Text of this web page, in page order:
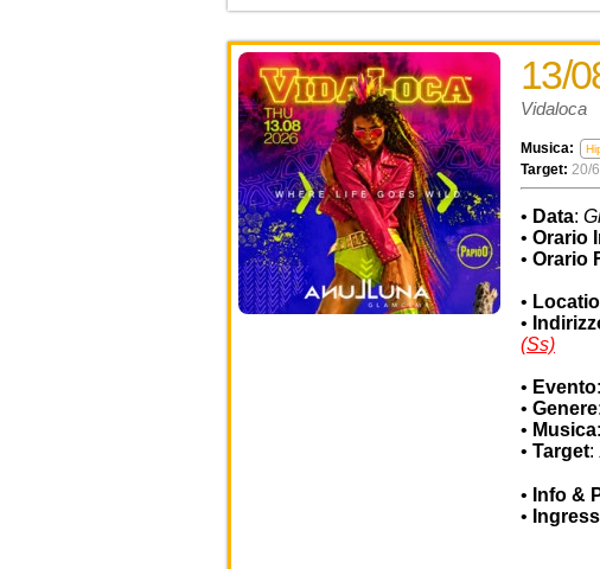
13/
Vidaloca
Musica:
Target: 20/
• Data:
• Orario
• Orario
•
•
(Ss)
• Evento:
• Genere:
• Musica:
• Target:
• Info &
•